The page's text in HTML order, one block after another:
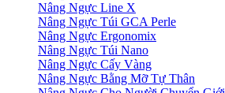
Nâng Ngực Line X
Nâng Ngực Túi GCA Perle
Nâng Ngực Ergonomix
Nâng Ngực Túi Nano
Nâng Ngực Cấy Vàng
Nâng Ngực Bằng Mỡ Tự Thân